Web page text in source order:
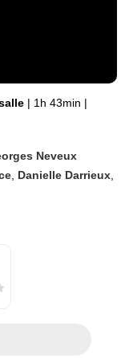
| 1h 43min |
Neveux
Danielle Darrieux